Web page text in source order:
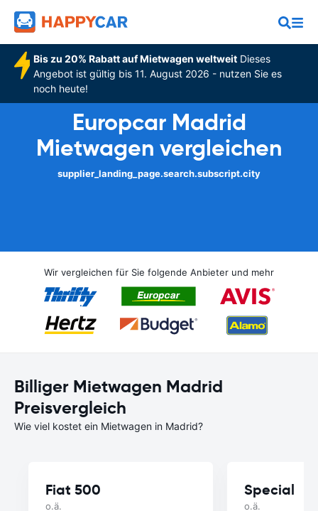
Bis zu 20% Rabatt auf Mietwagen weltweitDieses
Angebot ist gültig bis 11. August 2026 - nutzen Sie es
noch heute!
Europcar Madrid
Mietwagen vergleichen
supplier_landing_page.search.subscript.city
Wir vergleichen für Sie folgende Anbieter und mehr
Billiger Mietwagen Madrid
Preisvergleich
Wie viel kostet ein Mietwagen in Madrid?
Fiat 500
o.ä.
Special
o.ä.